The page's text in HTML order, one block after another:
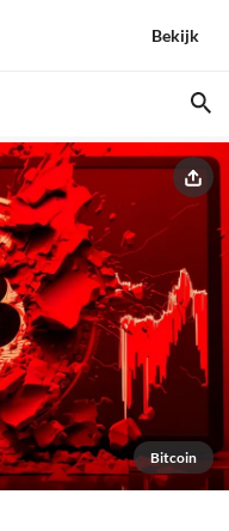
Bekijk
Bitcoin